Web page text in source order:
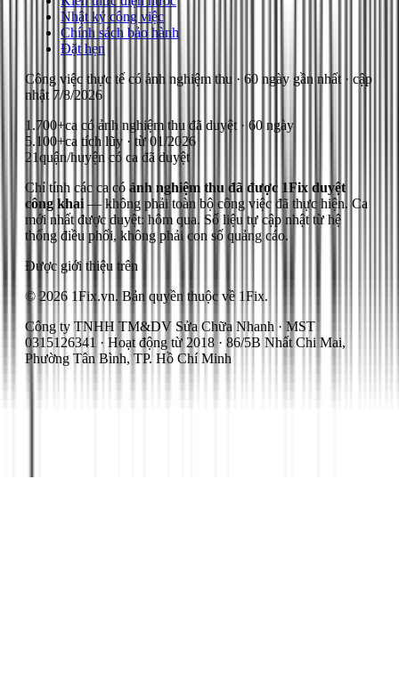
Nhật ký công việc
Chính sách bảo hành
Đặt hẹn
Công việc thực tế có ảnh nghiệm thu · 60 ngày gần nhất · cập
nhật 7/8/2026
1.700+ca có ảnh nghiệm thu đã duyệt · 60 ngày
5.100+ca tích lũy · từ 01/2026
21quận/huyện có ca đã duyệt
Chỉ tính các ca có ảnh nghiệm thu đã được 1Fix duyệt
công khai — không phải toàn bộ công việc đã thực hiện. Ca
mới nhất được duyệt: hôm qua. Số liệu tự cập nhật từ hệ
thống điều phối, không phải con số quảng cáo.
Được giới thiệu trên
© 2026 1Fix.vn. Bản quyền thuộc về 1Fix.
Công ty TNHH TM&DV Sửa Chữa Nhanh · MST
0315126341 · Hoạt động từ 2018 · 86/5B Nhất Chi Mai,
Phường Tân Bình, TP. Hồ Chí Minh